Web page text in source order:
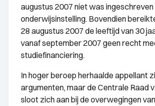
augustus 2007 niet was ingeschreven
onderwijsinstelling. Bovendien
28 augustus 2007 de leeftijd van 30
vanaf september 2007 geen recht
studiefinanciering.
In hoger beroep herhaalde appellant
argumenten, maar de Centrale Raad
sloot zich aan bij de overwegingen